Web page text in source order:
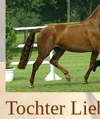
Tochter